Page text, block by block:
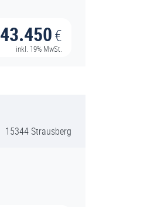
43.450€
inkl. 19% MwSt.
15344 Strausberg